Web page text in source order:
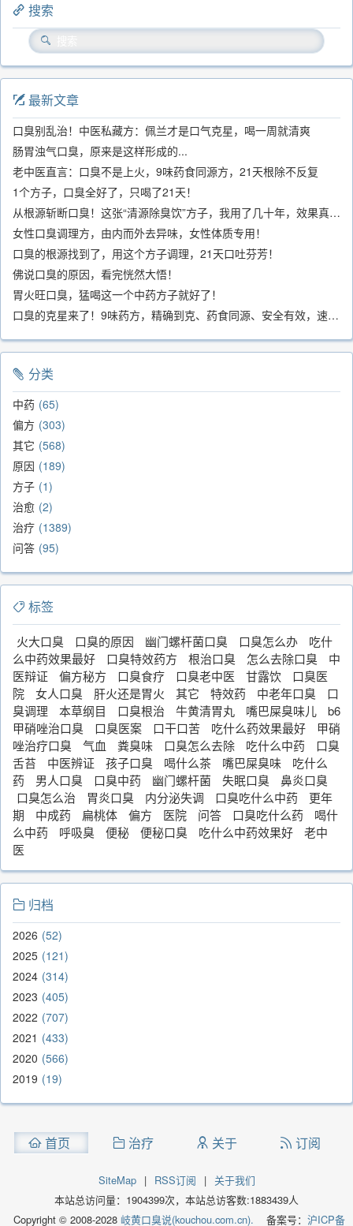
搜索
最新文章
口臭别乱治！中医私藏方：佩兰才是口气克星，喝一周就清爽
肠胃浊气口臭，原来是这样形成的...
老中医直言：口臭不是上火，9味药食同源方，21天根除不反复
1个方子，口臭全好了，只喝了21天！
从根源斩断口臭！这张“清源除臭饮”方子，我用了几十年，效果真不错
女性口臭调理方，由内而外去异味，女性体质专用！
口臭的根源找到了，用这个方子调理，21天口吐芬芳！
佛说口臭的原因，看完恍然大悟！
胃火旺口臭，猛喝这一个中药方子就好了！
口臭的克星来了！9味药方，精确到克、药食同源、安全有效，速看！
分类
中药 65
偏方 303
其它 568
原因 189
方子 1
治愈 2
治疗 1389
问答 95
标签
火大口臭 口臭的原因 幽门螺杆菌口臭 口臭怎么办
吃什
么中药效果最好
口臭特效药方 根治口臭 怎么去除口臭
中
医辩证
偏方秘方 口臭食疗 口臭老中医 甘露饮
口臭医
院
女人口臭 肝火还是胃火 其它 特效药 中老年口臭
口
臭调理
本草纲目 口臭根治 牛黄清胃丸 嘴巴屎臭味儿
b6
甲硝唑治口臭
口臭医案 口干口苦 吃什么药效果最好
甲硝
唑治疗口臭
气血 粪臭味 口臭怎么去除 吃什么中药
口臭
舌苔
中医辨证 孩子口臭 喝什么茶 嘴巴屎臭味
吃什么
药
男人口臭 口臭中药 幽门螺杆菌 失眠口臭
鼻炎口臭
口臭怎么治
胃炎口臭 内分泌失调 口臭吃什么中药
更年
期
中成药 扁桃体 偏方 医院 问答 口臭吃什么药
喝什
么中药
呼吸臭 便秘 便秘口臭 吃什么中药效果好
老中
医
归档
2026 52
2025 121
2024 314
2023 405
2022 707
2021
433
2020 566
2019 19
首页 治疗 关于 订阅
SiteMap | RSS订阅 |
关于我们
本站总访问量： 1904399次，本站总访客数:1883439人
Copyright © 2008-2028 岐黄口臭说(kouchou.com.cn). 备案号： 沪ICP备